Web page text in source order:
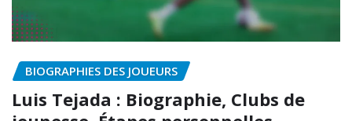
BIOGRAPHIES DES JOUEURS
Luis Tejada : Biographie, Clubs de